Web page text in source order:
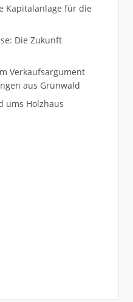
Kapitalanlage für die
Die Zukunft
Verkaufsargument
aus Grünwald
ums Holzhaus